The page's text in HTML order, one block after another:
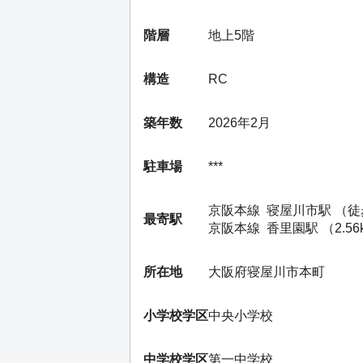
階層 地上5階
構造 RC
築年数 2026年2月
駐車場 ***
最寄駅
京阪本線 寝屋川市駅 （徒
京阪本線 香里園駅 （
所在地 大阪府寝屋川市本町
小学校学区中央小学校
中学校学区第一中学校